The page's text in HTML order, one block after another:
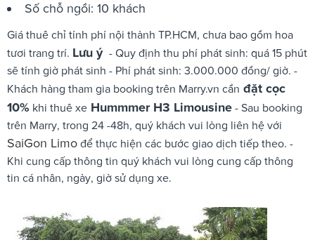
Số chỗ ngồi: 10 khách
Giá thuê chỉ tính phí nội thành TP.HCM, chưa bao gồm hoa
tươi trang trí. Lưu ý - Quy định thu phí phát sinh: quá 15 phút
sẽ tính giờ phát sinh - Phí phát sinh: 3.000.000 đồng/ giờ. -
Khách hàng tham gia booking trên Marry.vn cần đặt cọc
10% khi thuê xe Hummmer H3 Limousine - Sau booking
trên Marry, trong 24 -48h, quý khách vui lòng liên hệ với
SaiGon Limo để thực hiện các bước giao dịch tiếp theo. -
Khi cung cấp thông tin quý khách vui lòng cung cấp thông
tin cá nhân, ngày, giờ sử dụng xe.